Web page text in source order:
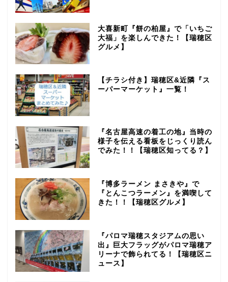
大喜新町『餅の柏屋』で「いちご
大福」を楽しんできた！【瑞穂区
グルメ】
【チラシ付き】瑞穂区&近隣『ス
ーパーマーケット』一覧！
『名古屋高速の着工の地』当時の
様子を伝える看板をじっくり読ん
でみた！！【瑞穂区知ってる？】
『博多ラーメン まさきや』で
『とんこつラーメン』を満喫して
きた！！【瑞穂区グルメ】
『パロマ瑞穂スタジアムの思い
出』巨大フラッグがパロマ瑞穂ア
リーナで飾られてる！【瑞穂区ニ
ュース】